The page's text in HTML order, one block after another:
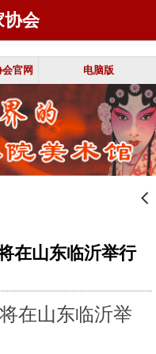
协会
官网 电脑版
󰊒
在山东临沂举行
在山东临沂举